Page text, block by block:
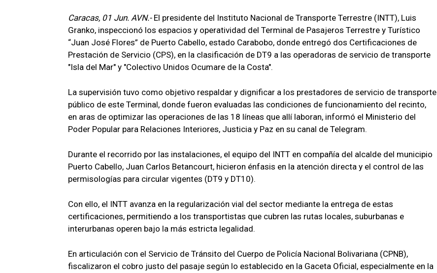
Caracas, 01 Jun. AVN.- El presidente del Instituto Nacional de Transporte Terrestre (INTT), Luis
Granko, inspeccionó los espacios y operatividad del Terminal de Pasajeros Terrestre y Turístico
“Juan José Flores” de Puerto Cabello, estado Carabobo, donde entregó dos Certificaciones de
Prestación de Servicio (CPS), en la clasificación de DT9 a las operadoras de servicio de transporte
"Isla del Mar" y "Colectivo Unidos Ocumare de la Costa".
La supervisión tuvo como objetivo respaldar y dignificar a los prestadores de servicio de transporte
público de este Terminal, donde fueron evaluadas las condiciones de funcionamiento del recinto,
en aras de optimizar las operaciones de las 18 líneas que allí laboran, informó el Ministerio del
Poder Popular para Relaciones Interiores, Justicia y Paz en su canal de Telegram.
Durante el recorrido por las instalaciones, el equipo del INTT en compañía del alcalde del municipio
Puerto Cabello, Juan Carlos Betancourt, hicieron énfasis en la atención directa y el control de las
permisologías para circular vigentes (DT9 y DT10).
Con ello, el INTT avanza en la regularización vial del sector mediante la entrega de estas
certificaciones, permitiendo a los transportistas que cubren las rutas locales, suburbanas e
interurbanas operen bajo la más estricta legalidad.
En articulación con el Servicio de Tránsito del Cuerpo de Policía Nacional Bolivariana (CPNB),
fiscalizaron el cobro justo del pasaje según lo establecido en la Gaceta Oficial, especialmente en la